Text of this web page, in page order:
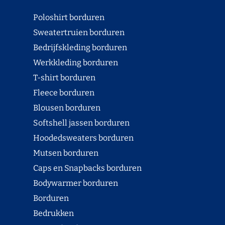
Poloshirt borduren
Sweatertruien borduren
Bedrijfskleding borduren
Werkkleding borduren
T-shirt borduren
Fleece borduren
Blousen borduren
Softshell jassen borduren
Hoodedsweaters borduren
Mutsen borduren
Caps en Snapbacks borduren
Bodywarmer borduren
Borduren
Bedrukken